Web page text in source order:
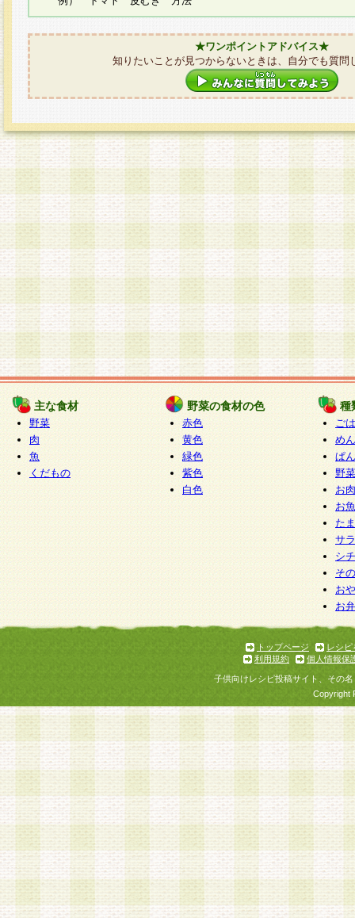
★ワンポイントアドバイス★
知りたいことが見つからないときは、自分でも質問
主な食材
野菜
肉
魚
くだもの
野菜の食材の色
赤色
黄色
緑色
紫色
白色
種
ご
めん
ぱん
野
お
お
た
サ
シ
そ
お
お
トップページ
レシピ
利用規約
個人情報保
子供向けレシピ投稿サイト、その
Copyright